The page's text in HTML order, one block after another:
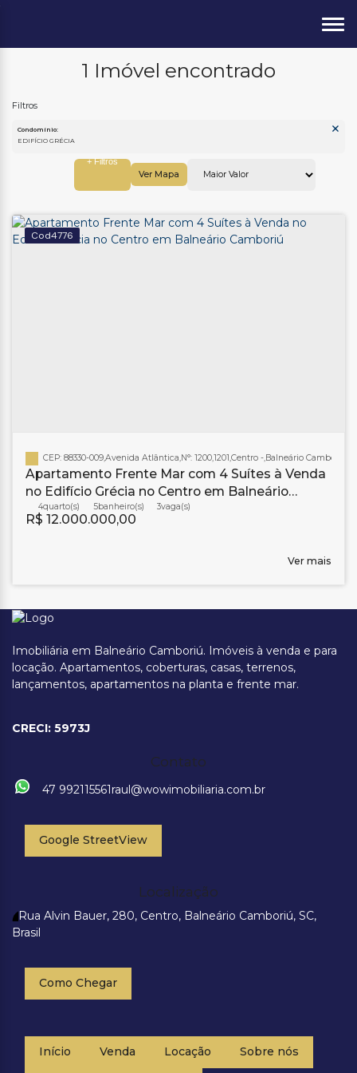
1 Imóvel encontrado
Condomínio:
Ver Mapa
4776
Apartamento Frente Mar com 4 Suítes à Venda
no Edifício Grécia no Centro em Balneário
Camboriú
R$ 12.000.000,00
CEP: 88330-009,Avenida Atlântica,N°: 1200,1201,Centro ,Balneário Camboriú
4 5banheiro(s) 3
Ver mais
Imobiliária em Balneário Camboriú. Imóveis à venda e para
locação. Apartamentos, coberturas, casas, terrenos,
lançamentos, apartamentos na planta e frente mar.
CRECI: 5973J
Contato
47 992115561raul@wowimobiliaria.com.br
Google StreetView
Localização
Rua Alvin Bauer, 280, Centro, Balneário Camboriú, SC,
Brasil
Como Chegar
Início Venda Locação Sobre nós